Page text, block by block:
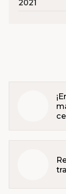
2021